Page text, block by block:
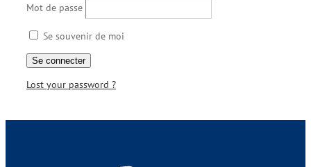
Mot de passe
Se souvenir de moi
Lost your password ?